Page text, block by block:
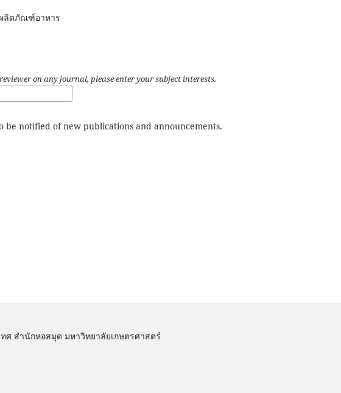
ลิตภัณฑ์อาหาร
on any journal, please enter your subject interests.
be notified of new publications and announcements.
ศ สำนักหอสมุด มหาวิทยาลัยเกษตรศาสตร์